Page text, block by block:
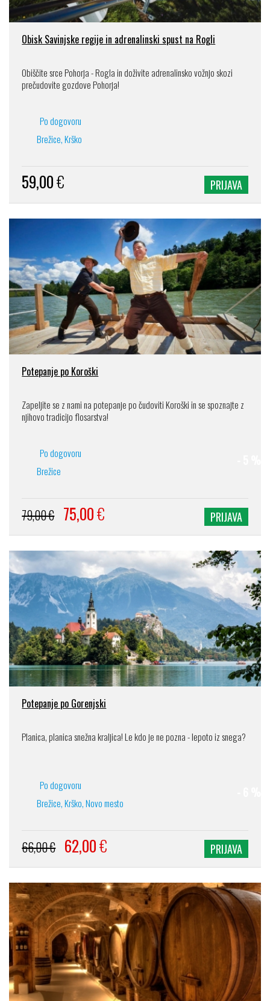
Obisk Savinjske regije in adrenalinski spust na Rogli
Obiščite srce Pohorja - Rogla in doživite adrenalinsko vožnjo skozi
prečudovite gozdove Pohorja!
Po dogovoru
Brežice, Krško
59,00€ PRIJAVA
Potepanje po Koroški
Zapeljite se z nami na potepanje po čudoviti Koroški in se spoznajte z
njihovo tradicijo flosarstva!
Po dogovoru
Brežice
79,00 € 75,00€ PRIJAVA
Potepanje po Gorenjski
Planica, planica snežna kraljica! Le kdo je ne pozna - lepoto iz snega?
Po dogovoru
Brežice, Krško, Novo mesto
66,00 € 62,00€ PRIJAVA